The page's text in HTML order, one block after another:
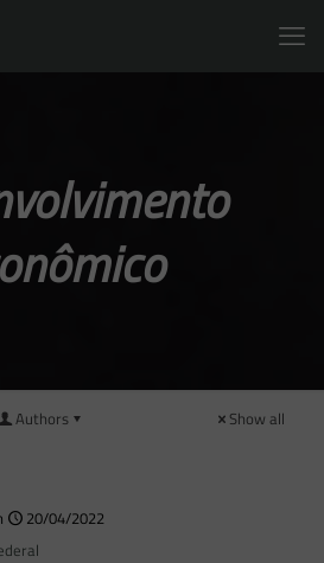
Authors Show all
20/04/2022